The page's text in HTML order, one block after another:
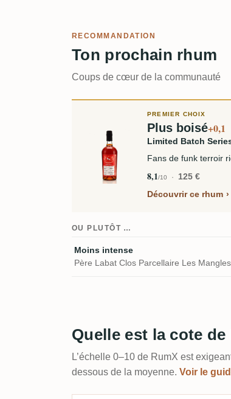
RECOMMANDATION
Ton prochain rhum
Coups de cœur de la communauté
PREMIER CHOIX
Plus boisé+0,1
Limited Batch
Fans de funk terroir
8,1/10
125 €
Découvrir ce rhum
OU PLUTÔT …
Moins intense
Père Labat Clos Parcellaire Les Mangles
Quelle est la cote
L’échelle 0–10 de RumX est
dessous de la moyenne. Voir le